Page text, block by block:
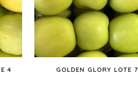
4 GOLDEN GLORY LOTE 7